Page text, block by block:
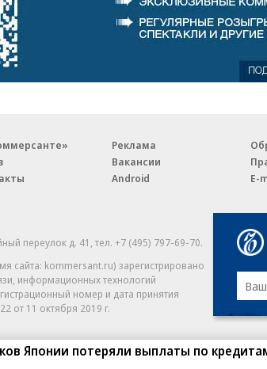
Японии потеряли выплаты по
Реклама
Вакансии
Android
E-
переулок д. 41,тел. +7 (495) 797-69-70.
сайта: kommersant.ru) зарегистрировано
информационных технологий
номер и дата принятия
от 11 октября 2019 г.